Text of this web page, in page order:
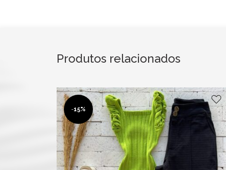
Produtos relacionados
-15%